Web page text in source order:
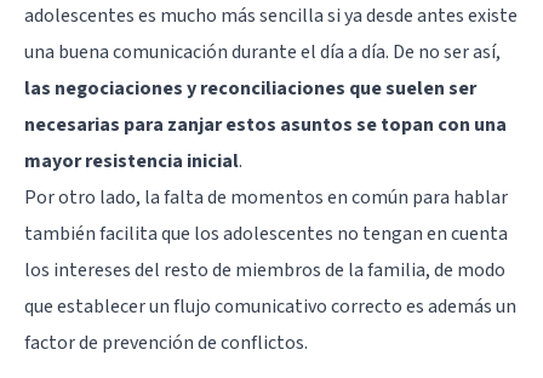
adolescentes es mucho más sencilla si ya desde antes existe
una buena comunicación durante el día a día. De no ser así,
las negociaciones y reconciliaciones que suelen ser
necesarias para zanjar estos asuntos se topan con una
mayor resistencia inicial.
Por otro lado, la falta de momentos en común para hablar
también facilita que los adolescentes no tengan en cuenta
los intereses del resto de miembros de la familia, de modo
que establecer un flujo comunicativo correcto es además un
factor de prevención de conflictos.